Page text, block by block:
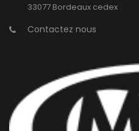
33077 Bordeaux cedex
Contactez nous